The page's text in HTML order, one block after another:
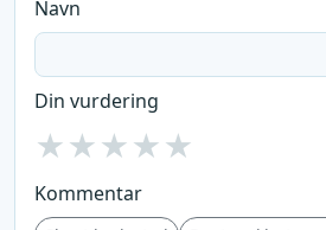
Navn
Din vurdering
★★★★★
Kommentar